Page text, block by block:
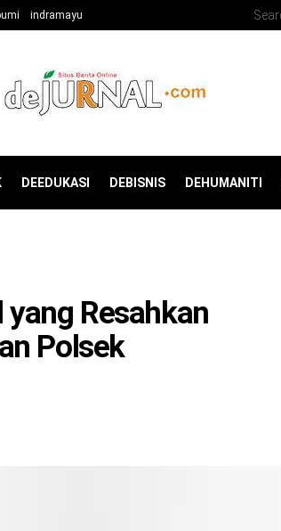
indramayu
DEEDUKASI DEBISNIS DEHUMANITI
Resahkan
Polsek